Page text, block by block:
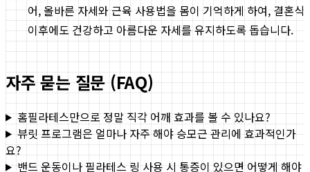
어, 올바른 자세와 근육 사용법을 몸이 기억하게 하여, 결혼식
이후에도 건강하고 아름다운 자세를 유지하도록 돕습니다.
자주 묻는 질문 (FAQ)
홈필라테스만으로 정말 직각 어깨 효과를 볼 수 있나요?
뷰릿 프로그램은 얼마나 자주 해야 승모근 관리에 효과적인가
요?
밴드 운동이나 필라테스 링 사용 시 통증이 있으면 어떻게 해야